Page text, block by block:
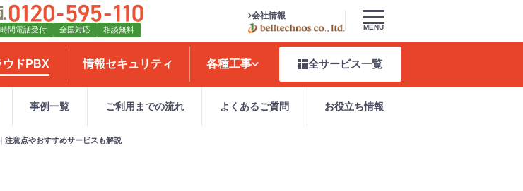
間電話受付 全国対応 相談無料
会社情報
MENU
ウドPBX 情報セキュリティ 各種工事 全サービス一覧
事例一覧 ご利用までの流れ よくあるご質問 お役立ち情報
注意点やおすすめサービスも解説